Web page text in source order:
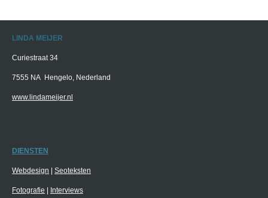
LINDA MEIJER
Curiestraat 34
7555 NA Hengelo, Nederland
www.lindameijer.nl
DIENSTEN
Webdesign Seoteksten
Fotografie Interviews